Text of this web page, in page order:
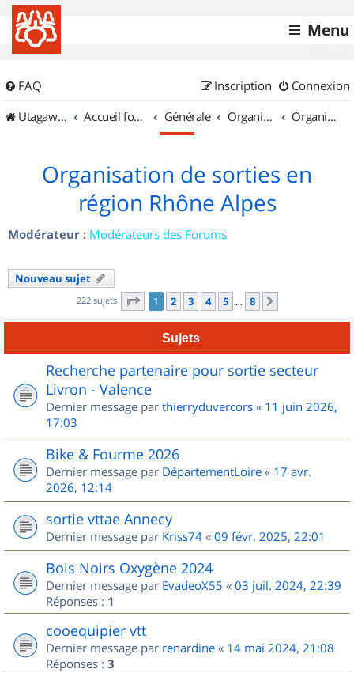
Menu
FAQ Connexion
Inscription
UtagawaVTT (Randos VTT et VTTAE avec traces GPS)
Accueil forum Générale Organisation de sorties & Recherche de partenaires Organisation de sorties en région Rhône Alpes
Organisation de sorties en
région Rhône Alpes
Modérateur : Modérateurs des Forums
Nouveau sujet
222 sujets Page 1sur
1 2 3 4 5 … 8
Sujets
Recherche partenaire pour sortie secteur
Livron - Valence
Dernier message par thierryduvercors « 11 juin 2026,
17:03
Bike & Fourme 2026
Dernier message par DépartementLoire « 17 avr.
2026, 12:14
sortie vttae Annecy
Dernier message par Kriss74 « 09 févr. 2025, 22:01
Bois Noirs Oxygène 2024
Dernier message par EvadeoX55 « 03 juil. 2024, 22:39
Réponses : 1
cooequipier vtt
Dernier message par renardine « 14 mai 2024, 21:08
Réponses : 3